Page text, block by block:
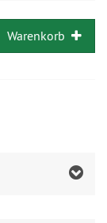
Warenkorb